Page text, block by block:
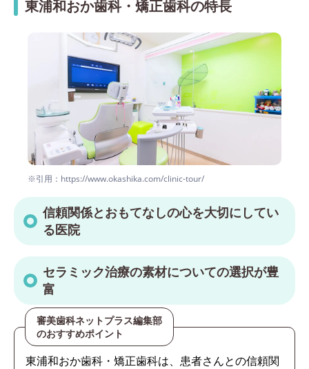
東浦和おか歯科・矯正歯科の特長
※引用：https://www.okashika.com/clinic-tour/
信頼関係とおもてなしの心を大切にしてい
る医院
セラミック治療の素材についての選択が豊
富
審美歯科ネットプラス編集部
のおすすめポイント
東浦和おか歯科・矯正歯科は、患者さんとの信頼関